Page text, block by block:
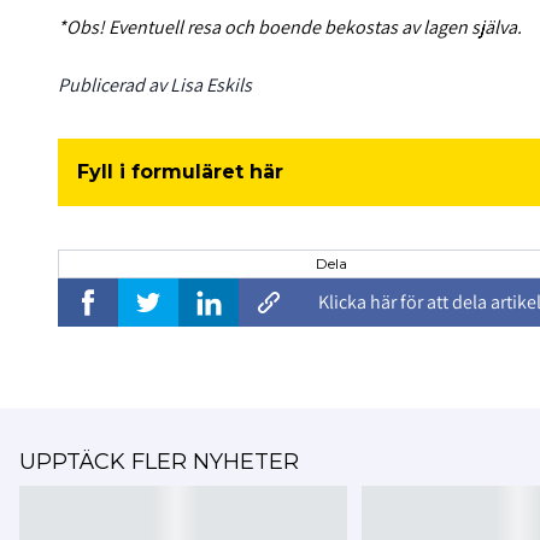
*Obs! Eventuell resa och boende bekostas av lagen själva.
Publicerad av Lisa Eskils
Fyll i formuläret här
Dela
Klicka här för att dela
UPPTÄCK FLER NYHETER